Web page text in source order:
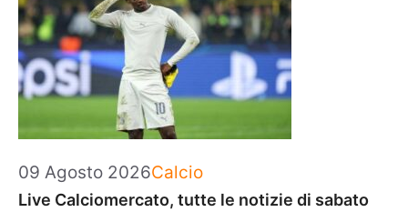
09 Agosto 2026Categorie
Calcio
Live Calciomercato, tutte le notizie di sabato